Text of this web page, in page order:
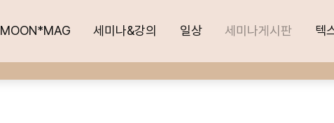
MOON*MAG 세미나&강의 일상 세미나게시판 텍
MOON*MAG 세미나&강의 일상 세미나게시판 텍